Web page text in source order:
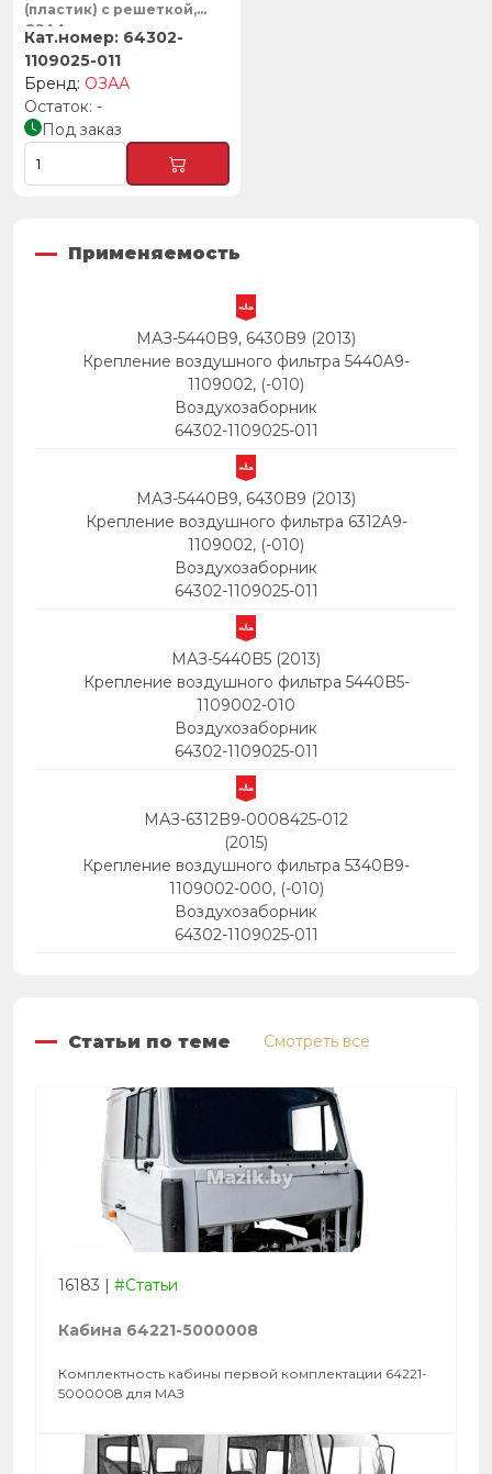
(пластик) с решеткой,
ОЗАА
64302-
1109025-011
ОЗАА
-
Под заказ
Применяемость
МАЗ-5440B9, 6430B9 (2013)
Крепление воздушного фильтра 5440A9-
1109002, (-010)
Воздухозаборник
64302-1109025-011
МАЗ-5440B9, 6430B9 (2013)
Крепление воздушного фильтра 6312A9-
1109002, (-010)
Воздухозаборник
64302-1109025-011
МАЗ-5440B5 (2013)
Крепление воздушного фильтра 5440B5-
1109002-010
Воздухозаборник
64302-1109025-011
МАЗ-6312B9-0008425-012
(2015)
Крепление воздушного фильтра 5340B9-
1109002-000, (-010)
Воздухозаборник
64302-1109025-011
Статьи по теме Смотреть все
16183 | #Статьи
Кабина 64221-5000008
Комплектность кабины первой комплектации 64221-
5000008 для МАЗ